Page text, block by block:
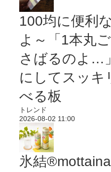
100均に便利
よ～「1本丸
さばるのよ…
にしてスッキ
べる板
トレンド
2026-08-02 11:00
氷結